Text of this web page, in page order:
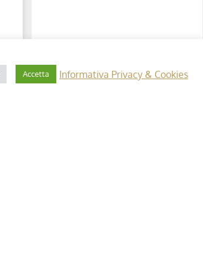
Accetta Informativa Privacy & Cookies